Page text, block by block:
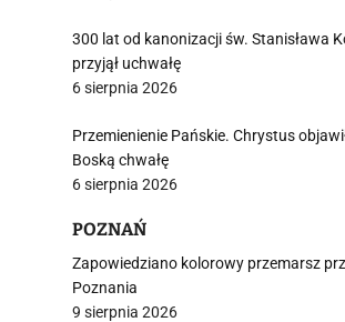
300 lat od kanonizacji św. Stanisława
przyjął uchwałę
6 sierpnia 2026
Przemienienie Pańskie. Chrystus
Boską chwałę
6 sierpnia 2026
POZNAŃ
Zapowiedziano kolorowy przemarsz
Poznania
9 sierpnia 2026